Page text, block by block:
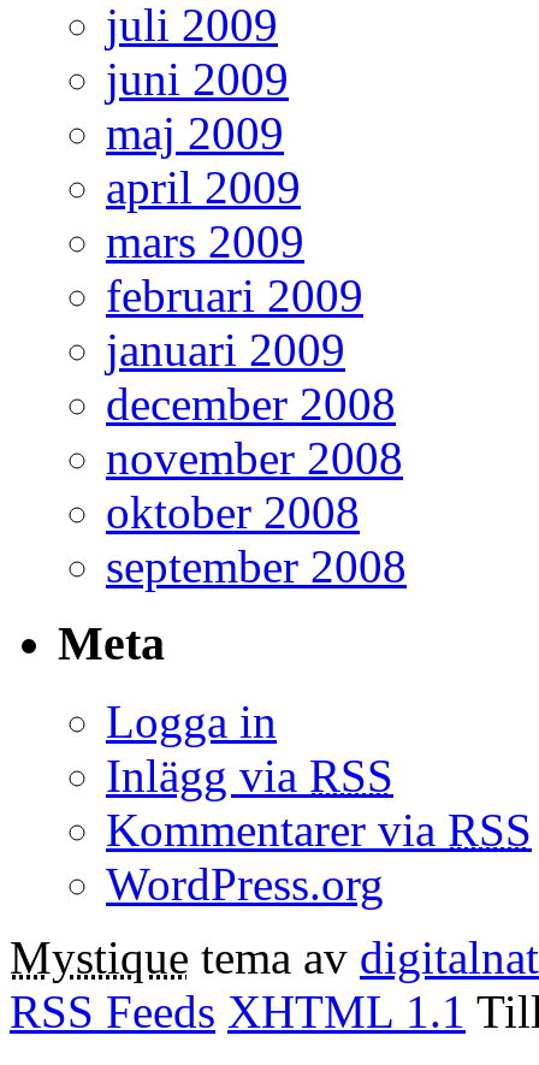
juli 2009
juni 2009
maj 2009
april 2009
mars 2009
februari 2009
januari 2009
december 2008
november 2008
oktober 2008
september 2008
Meta
Logga in
Inlägg via RSS
Kommentarer via RSS
WordPress.org
Mystique tema av
RSS Feeds XHTML 1.1